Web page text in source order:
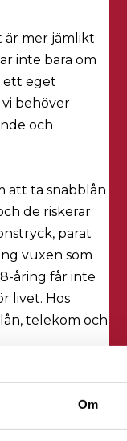
Om
är mer jämlikt
inte bara om
ett eget
behöver
och
att ta snabblån
de riskerar
parat
vuxen som
åring får inte
livet. Hos
telekom och
lån till unga.
mot